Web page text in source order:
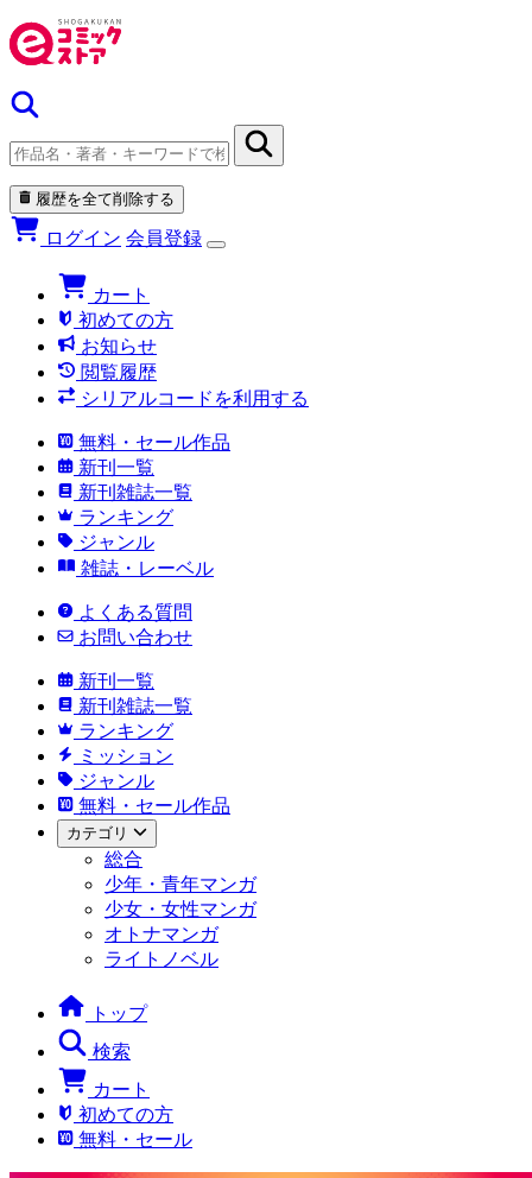
履歴を全て削除する
ログイン 会員登録
カート
初めての方
お知らせ
閲覧履歴
シリアルコードを利用する
無料・セール作品
新刊一覧
新刊雑誌一覧
ランキング
ジャンル
雑誌・レーベル
よくある質問
お問い合わせ
新刊一覧
新刊雑誌一覧
ランキング
ミッション
ジャンル
無料・セール作品
カテゴリ
総合
少年・青年マンガ
少女・女性マンガ
オトナマンガ
ライトノベル
トップ
検索
カート
初めての方
無料・セール